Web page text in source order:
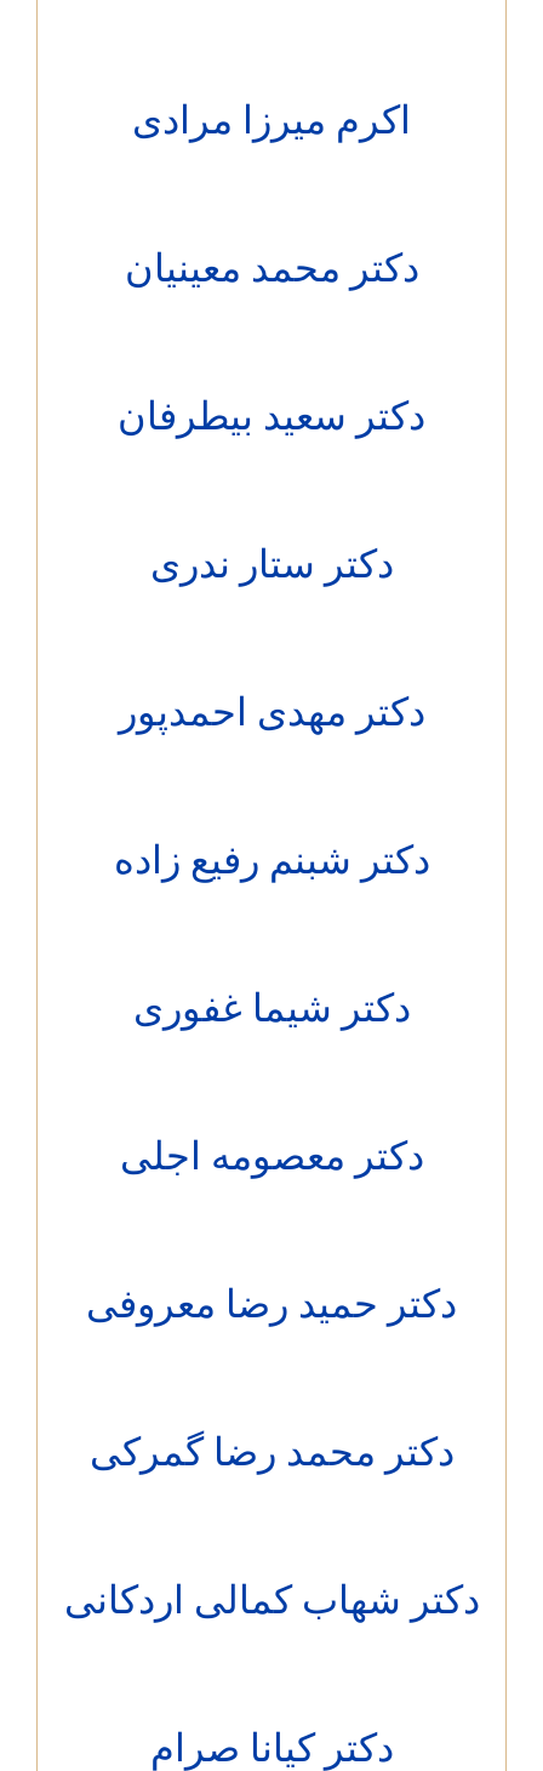
اکرم میرزا مرادی
دکتر محمد معینیان
دکتر سعید بیطرفان
دکتر ستار ندری
دکتر مهدی احمدپور
دکتر شبنم رفیع زاده
دکتر شیما غفوری
دکتر معصومه اجلی
حمید رضا معروفی
دکتر محمد رضا گمرکی
شهاب کمالی اردکانی
دکتر کیانا صرام